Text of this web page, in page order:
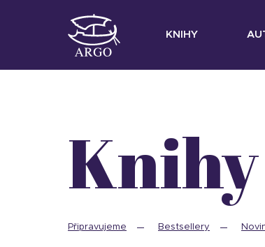
KNIHY
Knihy
Připravujeme Bestsellery